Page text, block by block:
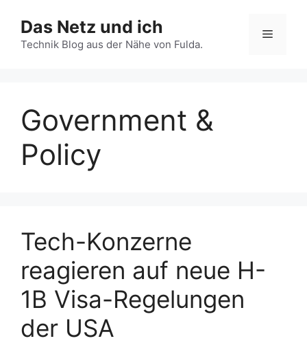
Inhalt
springen
Das Netz und ich
Technik Blog aus der Nähe von Fulda.
Menü
Government &
Policy
Tech-Konzerne
reagieren auf neue H-
1B Visa-Regelungen
der USA